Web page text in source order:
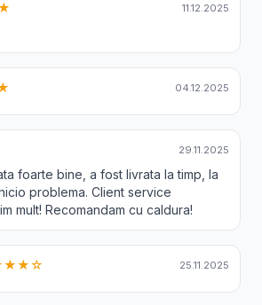
11.12.2025
04.12.2025
29.11.2025
foarte bine, a fost livrata la timp, la
problema. Client service
mult! Recomandam cu caldura!
25.11.2025